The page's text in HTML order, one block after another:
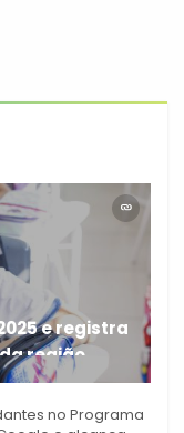
e registra
região
no Programa